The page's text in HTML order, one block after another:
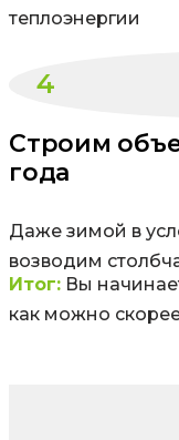
теплоэнергии
4
Строим
года
Даже зимой в
возводим
Итог: Вы
как можно